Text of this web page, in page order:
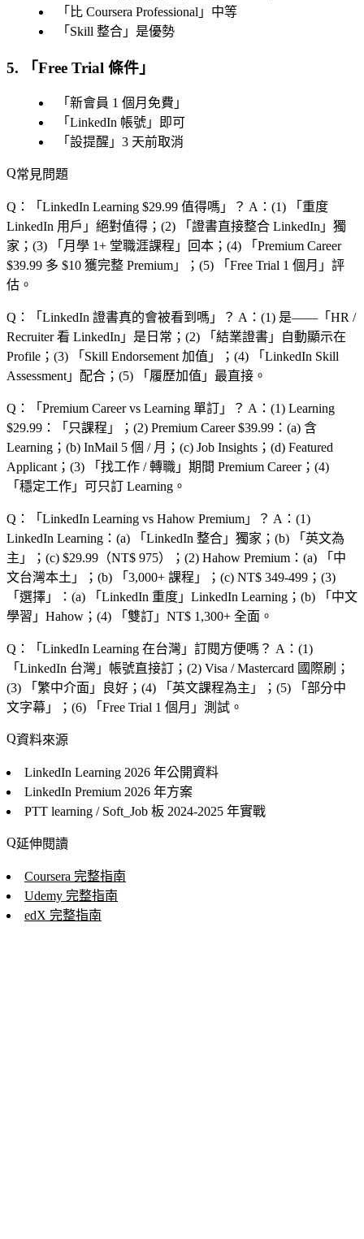
「 比 Coursera Professional 」中等
「 Skill 整合 」是優勢
5. 「Free Trial 條件 」
「 新會員 1 個月免費 」
「 LinkedIn 帳號 」即可
「 設提醒 」3 天前取消
常見問題
Q：「 LinkedIn Learning $29.99 值得嗎 」？ A：(1) 「 重度
LinkedIn 用戶 」絕對值得；(2) 「 證書直接整合 LinkedIn 」獨
家；(3) 「 月學 1+ 堂職涯課程 」回本；(4) 「 Premium Career
$39.99 多 $10 獲完整 Premium 」；(5) 「 Free Trial 1 個月 」評
估。
Q：「 LinkedIn 證書真的會被看到嗎 」？ A：(1) 是——「 HR /
Recruiter 看 LinkedIn 」是日常；(2) 「 結業證書 」自動顯示在
Profile；(3) 「 Skill Endorsement 加值 」；(4) 「 LinkedIn Skill
Assessment 」配合；(5) 「 履歷加值 」最直接。
Q：「 Premium Career vs Learning 單訂 」？ A：(1) Learning
$29.99：「 只課程 」；(2) Premium Career $39.99：(a) 含
Learning；(b) InMail 5 個 / 月；(c) Job Insights；(d) Featured
Applicant；(3) 「 找工作 / 轉職 」期間 Premium Career；(4)
「 穩定工作 」可只訂 Learning。
Q：「 LinkedIn Learning vs Hahow Premium 」？ A：(1)
LinkedIn Learning：(a) 「 LinkedIn 整合 」獨家；(b) 「 英文為
主 」；(c) $29.99（NT$ 975）；(2) Hahow Premium：(a) 「 中
文台灣本土 」；(b) 「 3,000+ 課程 」；(c) NT$ 349-499；(3)
「 選擇 」：(a) 「 LinkedIn 重度 」LinkedIn Learning；(b) 「 中文
學習 」Hahow；(4) 「 雙訂 」NT$ 1,300+ 全面。
Q：「 LinkedIn Learning 在台灣 」訂閱方便嗎？ A：(1)
「 LinkedIn 台灣 」帳號直接訂；(2) Visa / Mastercard 國際刷；
(3) 「 繁中介面 」良好；(4) 「 英文課程為主 」；(5) 「 部分中
文字幕 」；(6) 「 Free Trial 1 個月 」測試。
資料來源
LinkedIn Learning 2026 年公開資料
LinkedIn Premium 2026 年方案
PTT learning / Soft_Job 板 2024-2025 年實戰
延伸閱讀
Coursera 完整指南
Udemy 完整指南
edX 完整指南